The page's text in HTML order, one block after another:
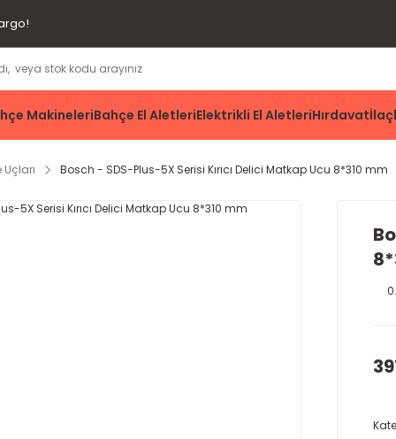
MakineleriBahçe El AletleriElektrikli El AletleriHırdavat
Uçları Bosch - SDS-Plus-5X Serisi Kırıcı Delici Matkap Ucu 8*310 mm